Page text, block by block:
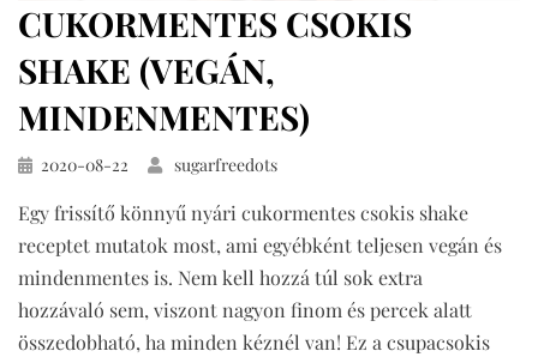
CUKORMENTES CSOKIS
SHAKE (VEGÁN,
MINDENMENTES)
Közzétéve
2020-08-22 sugarfreedots
Egy frissítő könnyű nyári cukormentes csokis shake
receptet mutatok most, ami egyébként teljesen vegán és
mindenmentes is. Nem kell hozzá túl sok extra
hozzávaló sem, viszont nagyon finom és percek alatt
összedobható, ha minden kéznél van! Ez a csupacsokis